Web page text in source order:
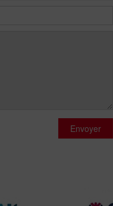
Envoyer